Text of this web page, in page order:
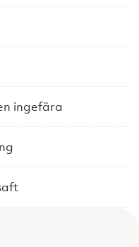
ingefära